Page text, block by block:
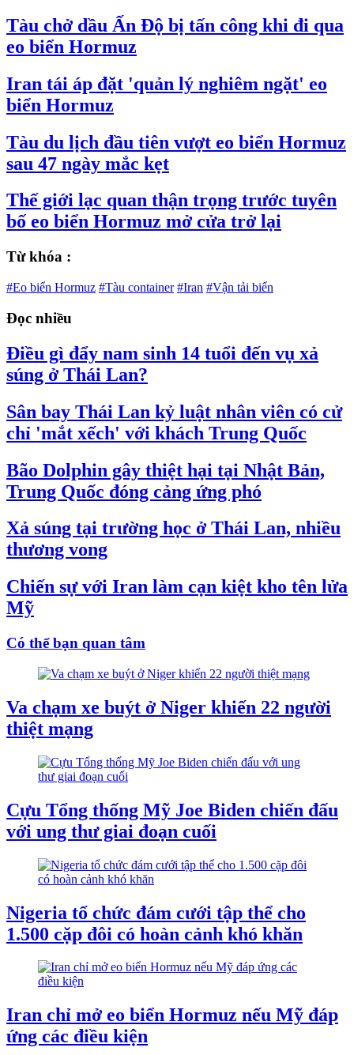
Tàu chở dầu Ấn Độ bị tấn công khi đi qua
eo biển Hormuz
Iran tái áp đặt 'quản lý nghiêm ngặt' eo
biển Hormuz
Tàu du lịch đầu tiên vượt eo biển Hormuz
sau 47 ngày mắc kẹt
Thế giới lạc quan thận trọng trước tuyên
bố eo biển Hormuz mở cửa trở lại
Từ khóa :
#Eo biển Hormuz #Tàu container #Iran #Vận tải biển
Đọc nhiều
Điều gì đẩy nam sinh 14 tuổi đến vụ xả
súng ở Thái Lan?
Sân bay Thái Lan kỷ luật nhân viên có cử
chỉ 'mắt xếch' với khách Trung Quốc
Bão Dolphin gây thiệt hại tại Nhật Bản,
Trung Quốc đóng cảng ứng phó
Xả súng tại trường học ở Thái Lan, nhiều
thương vong
Chiến sự với Iran làm cạn kiệt kho tên lửa
Mỹ
Có thể bạn quan tâm
Va chạm xe buýt ở Niger khiến 22 người
thiệt mạng
Cựu Tổng thống Mỹ Joe Biden chiến đấu
với ung thư giai đoạn cuối
Nigeria tổ chức đám cưới tập thể cho
1.500 cặp đôi có hoàn cảnh khó khăn
Iran chỉ mở eo biển Hormuz nếu Mỹ đáp
ứng các điều kiện